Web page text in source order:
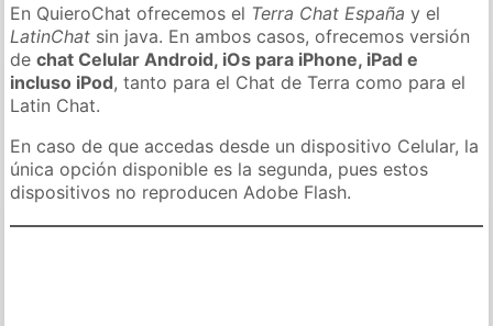
En QuieroChat ofrecemos el Terra Chat España y el
LatinChat sin java. En ambos casos, ofrecemos versión
dechat Celular Android, iOs para iPhone, iPad e
incluso iPod, tanto para el Chat de Terra como para el
Latin Chat.
En caso de que accedas desde un dispositivo Celular, la
única opción disponible es la segunda, pues estos
dispositivos no reproducen Adobe Flash.